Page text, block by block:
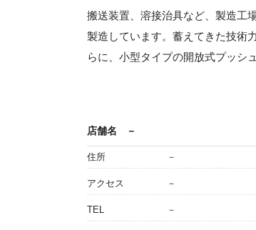
搬送装置、溶接治具など、製造工
製造しています。蓄えてきた技術
らに、小型タイプの開放式プッシ
店舗名 －
住所 －
アクセス －
TEL －